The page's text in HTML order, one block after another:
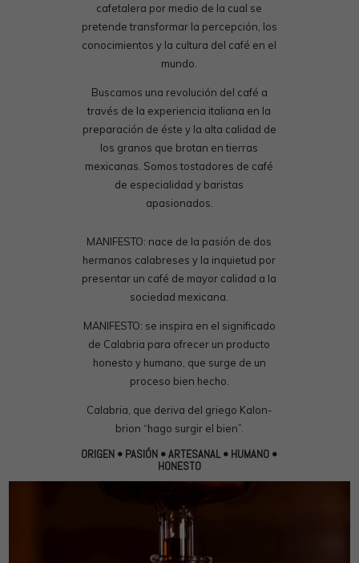
cafetalera por medio de la cual se
pretende transformar la percepción, los
conocimientos y la cultura del café en el
mundo.
Buscamos una revolución del café a
través de la experiencia italiana en la
preparación de éste y la alta calidad de
los granos que brotan en tierras
mexicanas. Somos tostadores de café
de especialidad y baristas
apasionados.
MANIFESTO: nace de la pasión de dos
hermanos calabreses y la inquietud por
presentar un café de mayor calidad a la
sociedad mexicana.
MANIFESTO: se inspira en el significado
de Calabria para ofrecer un producto
honesto y humano, que surge de un
proceso bien hecho.
Calabria, que deriva del griego Kalon-
brion “hago surgir el bien”.
ORIGEN • PASIÓN • ARTESANAL • HUMANO •
HONESTO